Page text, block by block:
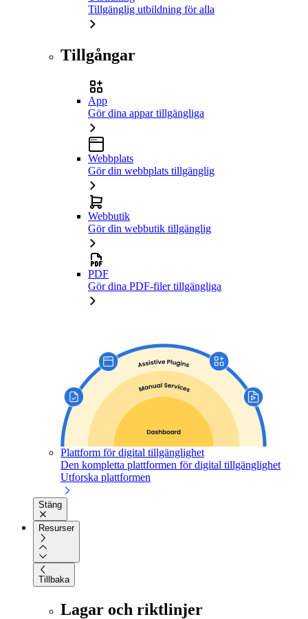
Tillgänglig utbildning för alla
Tillgångar
App
Gör dina appar tillgängliga
Webbplats
Gör din webbplats tillgänglig
Webbutik
Gör din webbutik tillgänglig
PDF
Gör dina PDF-filer tillgängliga
Plattform för digital tillgänglighet
Den kompletta plattformen för digital tillgänglighet
Utforska plattformen
Stäng
Resurser
Tillbaka
Lagar och riktlinjer